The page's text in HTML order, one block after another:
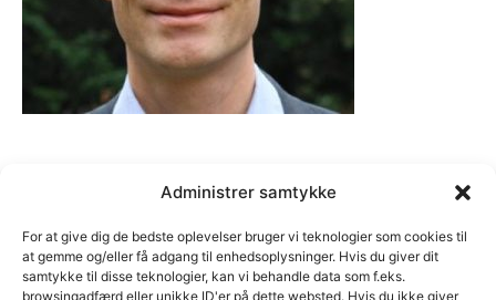
Administrer samtykke
For at give dig de bedste oplevelser bruger vi teknologier som cookies til
at gemme og/eller få adgang til enhedsoplysninger. Hvis du giver dit
samtykke til disse teknologier, kan vi behandle data som f.eks.
browsingadfærd eller unikke ID'er på dette websted. Hvis du ikke giver